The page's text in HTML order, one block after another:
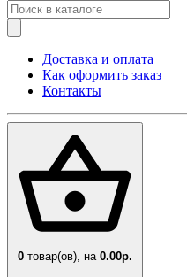
Доставка и оплата
Как оформить заказ
Контакты
0 товар(ов), на 0.00р.